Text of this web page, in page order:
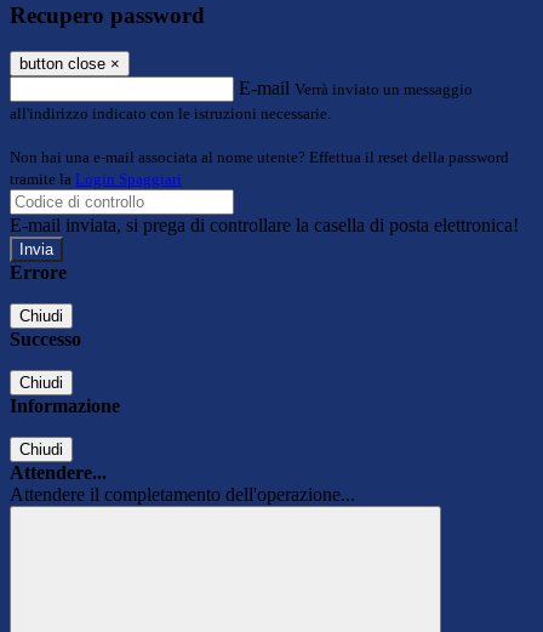
Recupero password
button close ×
E-mail Verrà inviato un messaggio
all'indirizzo indicato con le istruzioni necessarie.
Non hai una e-mail associata al nome utente? Effettua il reset della password
tramite la Login Spaggiari
E-mail inviata, si prega di controllare la casella di posta elettronica!
Errore
Chiudi
Successo
Chiudi
Informazione
Chiudi
Attendere...
Attendere il completamento dell'operazione...